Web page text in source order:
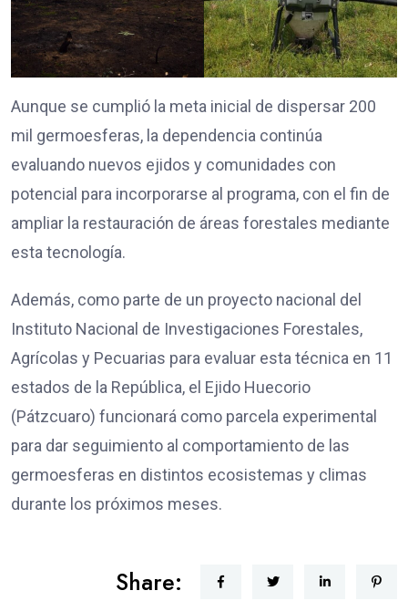
Aunque se cumplió la meta inicial de dispersar 200
mil germoesferas, la dependencia continúa
evaluando nuevos ejidos y comunidades con
potencial para incorporarse al programa, con el fin de
ampliar la restauración de áreas forestales mediante
esta tecnología.
Además, como parte de un proyecto nacional del
Instituto Nacional de Investigaciones Forestales,
Agrícolas y Pecuarias para evaluar esta técnica en 11
estados de la República, el Ejido Huecorio
(Pátzcuaro) funcionará como parcela experimental
para dar seguimiento al comportamiento de las
germoesferas en distintos ecosistemas y climas
durante los próximos meses.
Share: